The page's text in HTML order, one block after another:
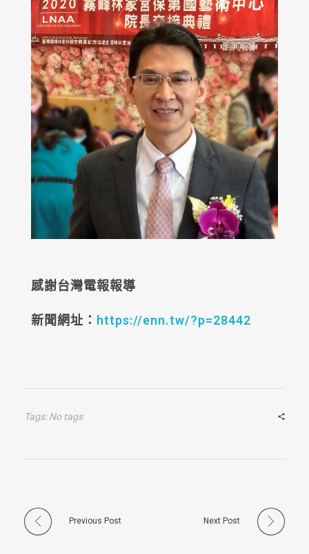
感謝台灣電報報導
新聞網址： https://enn.tw/?p=28442
Tags: No tags
Previous Post Next Post